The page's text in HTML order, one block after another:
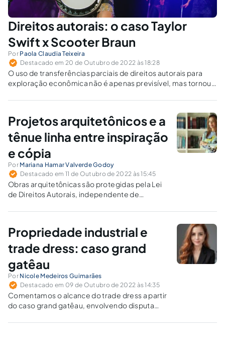
Direitos autorais: o caso Taylor
Swift x Scooter Braun
Por Paola Claudia Teixeira
Destacado em 20 de Outubro de 2022 às 18:28
O uso de transferências parciais de direitos autorais para
exploração econômica não é apenas previsível, mas tornou-
respeite os direitos autorais morais do autor.
Projetos arquitetônicos e a
tênue linha entre inspiração
e cópia
Por Mariana Hamar Valverde Godoy
Destacado em 11 de Outubro de 2022 às 15:45
Obras arquitetônicas são protegidas pela Lei
de Direitos Autorais, independente de
perante o Conselho de Arquitetura e
Biblioteca Nacional.
Propriedade industrial e
trade dress: caso grand
gatêau
Por Nicole Medeiros Guimarães
Destacado em 09 de Outubro de 2022 às 14:35
Comentamos o alcance do trade dress a partir
do caso grand gatêau, envolvendo disputa
produto com receita semelhante em seu